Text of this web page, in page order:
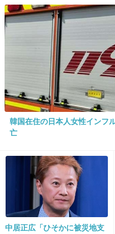
けんもー
2013/10/10(木) 23:43:05
おい、それどうする気や
ホント どん引きなん
36. 匿名2013/10/10(木) 23:43:25
韓国在住の日本人女性イン
亡
中居正広「ひそかに被災地支